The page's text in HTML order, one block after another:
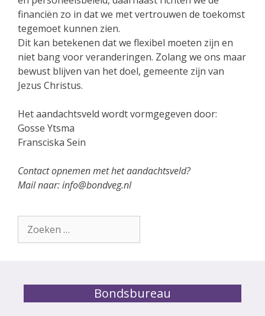
financiën zo in dat we met vertrouwen de toekomst
tegemoet kunnen zien.
Dit kan betekenen dat we flexibel moeten zijn en
niet bang voor veranderingen. Zolang we ons maar
bewust blijven van het doel, gemeente zijn van
Jezus Christus.
Het aandachtsveld wordt vormgegeven door:
Gosse Ytsma
Fransciska Sein
Contact opnemen met het aandachtsveld?
Mail naar: info@bondveg.nl
Zoek
naar:
Bondsbureau